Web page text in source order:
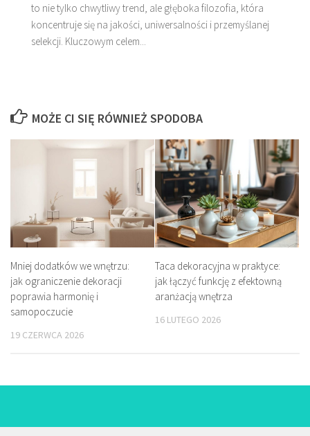
to nie tylko chwytliwy trend, ale głęboka filozofia, która
koncentruje się na jakości, uniwersalności i przemyślanej
selekcji. Kluczowym celem...
MOŻE CI SIĘ RÓWNIEŻ SPODOBA
Mniej dodatków we wnętrzu:
jak ograniczenie dekoracji
poprawia harmonię i
samopoczucie
19 CZERWCA 2026
Taca dekoracyjna w praktyce:
jak łączyć funkcję z efektowną
aranżacją wnętrza
16 LUTEGO 2026